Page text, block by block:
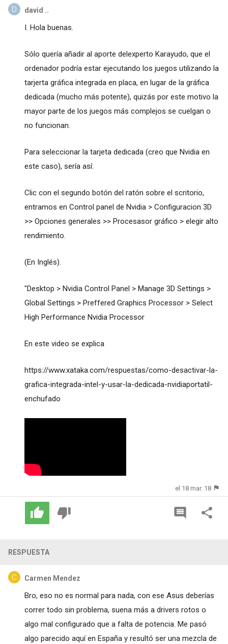
david ..
I. Hola buenas.
Sólo quería añadir al aporte delexperto Karayudo, que el
ordenador podría estar ejecutando los juegos utilizando la
tarjerta gráfica integrada en placa, en lugar de la gráfica
dedicada (mucho más potente), quizás por este motivo la
mayor parte de los juegos más complejos se cuelgan o
no funcionan.
Para seleccionar la tarjeta dedicada (creo que Nvidia en
este caso), sería así:
Clic con el segundo botón del ratón sobre el scritorio,
entramos en Control panel de Nvidia > Configuracion 3D
>> Opciones generales >> Procesasor gráfico > elegir alto
rendimiento.
(En Inglés).
"Desktop > Nvidia Control Panel > Manage 3D Settings >
Global Settings > Preffered Graphics Processor > Select
High Performance Nvidia Processor
En este video se explica
https://www.xataka.com/respuestas/como-desactivar-la-
grafica-integrada-intel-y-usar-la-dedicada-nvidiaportatil-
enchufado
el 18 mar. 18
RESPUESTA
Carmen Mendez
Bro, eso no es normal para nada, con ese Asus deberías
correr todo sin problema, suena más a drivers rotos o
algo mal configurado que a falta de potencia. Me pasó
algo parecido aquí en España y resultó ser una mezcla de